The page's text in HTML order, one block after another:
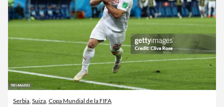
Serbia, Suiza, Copa Mundial de la FIFA